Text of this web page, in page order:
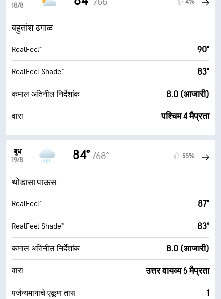
18/8
बहुतांश ढगाळ
RealFeel® 90°
RealFeel Shade™ 83°
कमाल अतिनील निर्देशांक 8.0 (आजारी)
वारा पश्चिम 4 मैप्रता
बुध
19/8
84° /68° 55%
थोडासा पाऊस
RealFeel® 87°
RealFeel Shade™ 83°
कमाल अतिनील निर्देशांक 8.0 (आजारी)
वारा उत्तर वायव्य 6 मैप्रता
पर्जन्यमानाचे एकूण तास 1